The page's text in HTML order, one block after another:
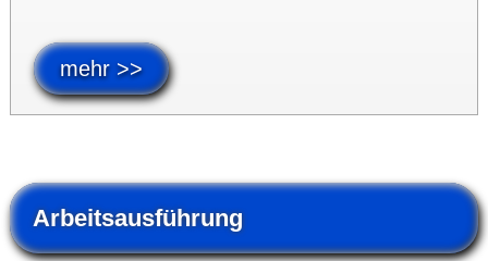
mehr >>
Arbeitsausführung